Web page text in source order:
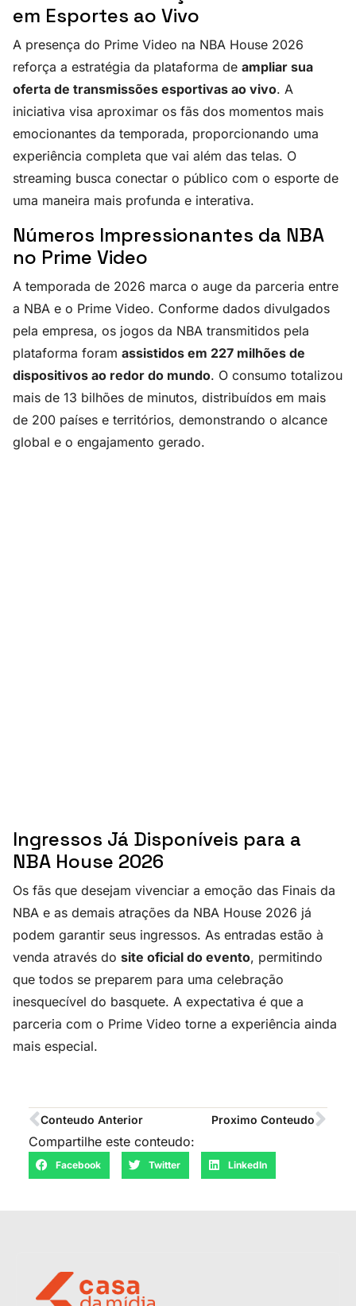
em Esportes ao Vivo
A presença do Prime Video na NBA House 2026
reforça a estratégia da plataforma de ampliar sua
oferta de transmissões esportivas ao vivo. A
iniciativa visa aproximar os fãs dos momentos mais
emocionantes da temporada, proporcionando uma
experiência completa que vai além das telas. O
streaming busca conectar o público com o esporte de
uma maneira mais profunda e interativa.
Números Impressionantes da NBA
no Prime Video
A temporada de 2026 marca o auge da parceria entre
a NBA e o Prime Video. Conforme dados divulgados
pela empresa, os jogos da NBA transmitidos pela
plataforma foram assistidos em 227 milhões de
dispositivos ao redor do mundo. O consumo totalizou
mais de 13 bilhões de minutos, distribuídos em mais
de 200 países e territórios, demonstrando o alcance
global e o engajamento gerado.
Ingressos Já Disponíveis para a
NBA House 2026
Os fãs que desejam vivenciar a emoção das Finais da
NBA e as demais atrações da NBA House 2026 já
podem garantir seus ingressos. As entradas estão à
venda através do site oficial do evento, permitindo
que todos se preparem para uma celebração
inesquecível do basquete. A expectativa é que a
parceria com o Prime Video torne a experiência ainda
mais especial.
Conteudo Anterior Proximo Conteudo
Compartilhe este conteudo:
Facebook Twitter LinkedIn